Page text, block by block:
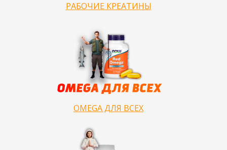
РАБОЧИЕ КРЕАТИНЫ
OMEGA ДЛЯ ВСЕХ